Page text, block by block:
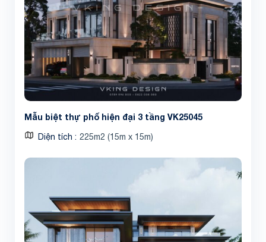
Mẫu biệt thự phố hiện đại 3 tầng VK25045
Diện tích 225m2 (15m x 15m)